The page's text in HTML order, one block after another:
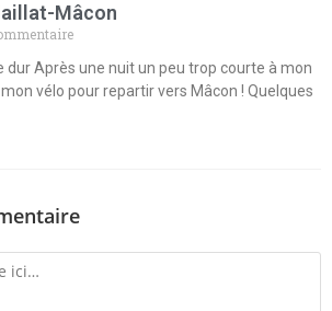
Mâcon
dur Après une nuit un peu trop courte à mon
vélo pour repartir vers Mâcon ! Quelques